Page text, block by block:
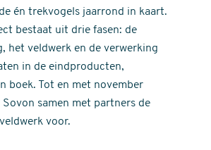
én trekvogels jaarrond in kaart.
bestaat uit drie fasen: de
het veldwerk en de verwerking
in de eindproducten,
boek. Tot en met november
samen met partners de
voor.